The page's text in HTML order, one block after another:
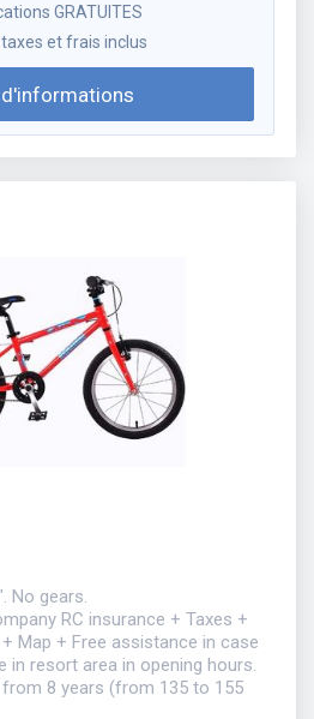
GRATUITES
et frais inclus
d'informations
No gears.
RC insurance + Taxes +
Map + Free assistance in case
in resort area in opening hours.
8 years (from 135 to 155